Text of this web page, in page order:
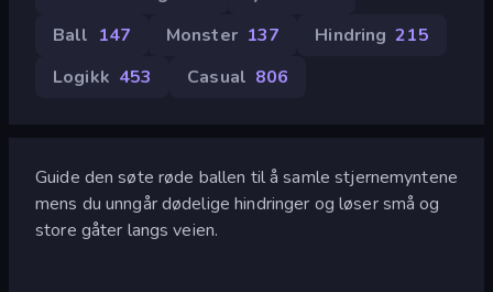
Ball 147 Monster 137 Hindring 215
Logikk 453 Casual 806
Guide den søte røde ballen til å samle stjernemyntene
mens du unngår dødelige hindringer og løser små og
store gåter langs veien.